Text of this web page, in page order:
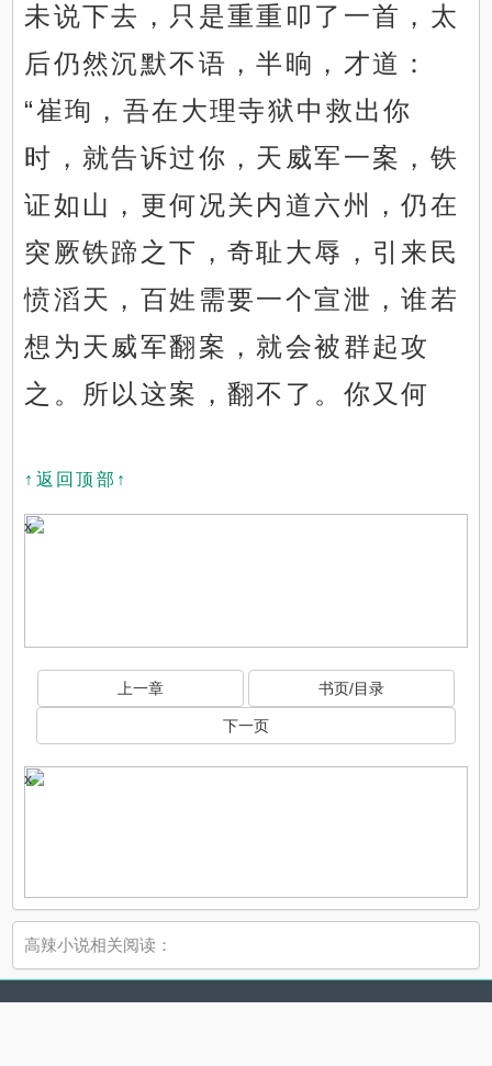
未说下去，只是重重叩了一首，太
后仍然沉默不语，半晌，才道：
“崔珣，吾在大理寺狱中救出你
时，就告诉过你，天威军一案，铁
证如山，更何况关内道六州，仍在
突厥铁蹄之下，奇耻大辱，引来民
愤滔天，百姓需要一个宣泄，谁若
想为天威军翻案，就会被群起攻
之。所以这案，翻不了。你又何
↑返回顶部↑
x
上一章 书页/目录
下一页
x
高辣小说相关阅读：